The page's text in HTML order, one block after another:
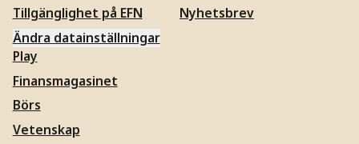
Tillgänglighet på EFN
Ändra datainställningar
Nyhetsbrev
Play
Finansmagasinet
Börs
Vetenskap